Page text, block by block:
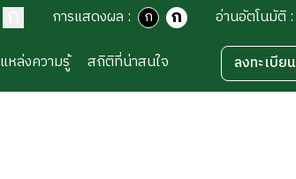
ก การแสดงผล : ก ก อ่านอัตโนมัติ:
แหล่งความรู้ สถิติที่น่าสนใจ ลงทะเบียน